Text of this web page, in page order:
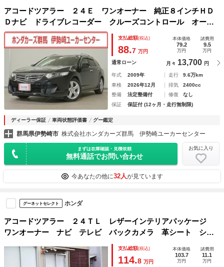
アコードツアラー ２４Ｅ ワンオーナー 純正８インチＨＤ
Ｄナビ ドライブレコーダー クルーズコントロール オート
ライト 左右独立温度コントロール式フルオート・エアコン
電波式キーレスエントリーシステム
支払総額(税込)
88.7 万円
本体価格
79.2
万円
諸費用
9.5
万円
通常ローン 月々 13,700 円
年式 2009年 走行
9.6万km
車検
2026年12月 排気
2400cc
整備
法定整備付 修復
なし
保証
保証付 (12ヶ月・走行無制限)
ディーラー保証 車両状態評価書 グー鑑定
群馬県伊勢崎市 株式会社ホンダカーズ群馬 伊勢崎ユーカーセンター
まずは在庫確認・見積依頼
無料通話でお問い合わせ
お気に入り
今あなたの他に32人が見ています
グーネットセレクト ホンダ
アコードツアラー ２４ＴＬ レザーインテリアパッケージ
ワンオーナー ナビ テレビ バックカメラ 革シート シー
トヒーター パワーシート ＥＴＣ 禁煙車 スマートキー
フォグライト アルミホイール オートライト オートエアコ
支払総額(税込)
114.8 万円
本体価格
103.7
万円
諸費用
11.1
万円